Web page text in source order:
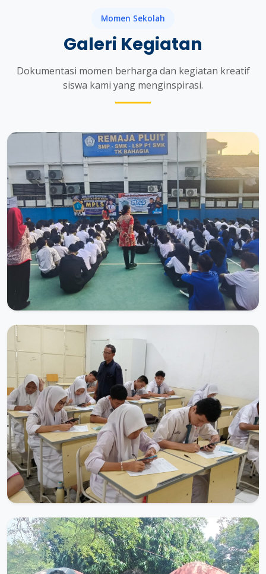
Momen Sekolah
Galeri Kegiatan
Dokumentasi momen berharga dan kegiatan kreatif
siswa kami yang menginspirasi.